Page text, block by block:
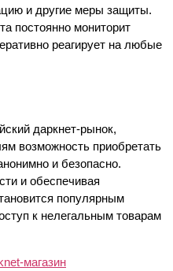
и другие меры защиты.
постоянно мониторит
реагирует на любые
даркнет-рынок,
возможность приобретать
и безопасно.
и обеспечивая
популярным
к нелегальным товарам
магазин